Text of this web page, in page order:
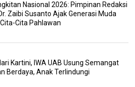
Nasional 2026: Pimpinan Redaksi
Zaibi Susanto Ajak Generasi Muda
Cita Pahlawan
Kartini, IWA UAB Usung Semangat
Berdaya, Anak Terlindungi